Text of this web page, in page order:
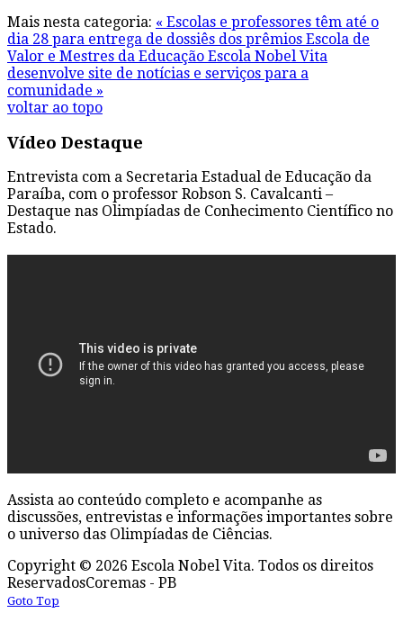
Mais nesta categoria: « Escolas e professores têm até o
dia 28 para entrega de dossiês dos prêmios Escola de
Valor e Mestres da Educação Escola Nobel Vita
desenvolve site de notícias e serviços para a
comunidade »
voltar ao topo
Vídeo Destaque
Entrevista com a Secretaria Estadual de Educação da
Paraíba, com o professor Robson S. Cavalcanti –
Destaque nas Olimpíadas de Conhecimento Científico no
Estado.
Assista ao conteúdo completo e acompanhe as
discussões, entrevistas e informações importantes sobre
o universo das Olimpíadas de Ciências.
Copyright © 2026 Escola Nobel Vita. Todos os direitos
ReservadosCoremas - PB
Goto Top